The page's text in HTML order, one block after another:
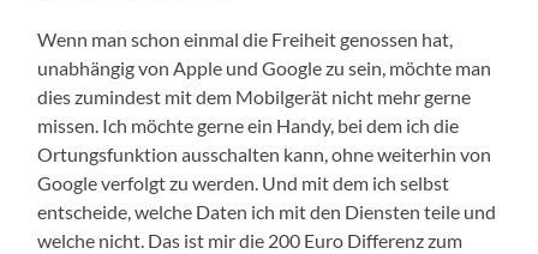
Wenn man schon einmal die Freiheit genossen hat,
unabhängig von Apple und Google zu sein, möchte man
dies zumindest mit dem Mobilgerät nicht mehr gerne
missen. Ich möchte gerne ein Handy, bei dem ich die
Ortungsfunktion ausschalten kann, ohne weiterhin von
Google verfolgt zu werden. Und mit dem ich selbst
entscheide, welche Daten ich mit den Diensten teile und
welche nicht. Das ist mir die 200 Euro Differenz zum